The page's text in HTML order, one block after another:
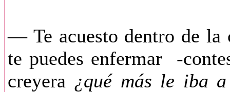
— Te acuesto dentro de la
te puedes enfermar -
creyera ¿qué más le iba